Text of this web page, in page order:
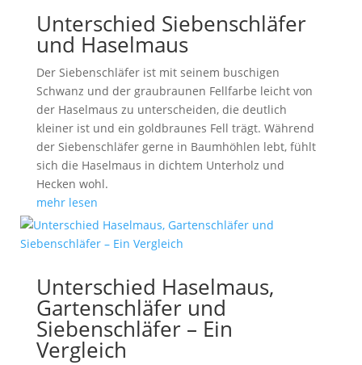
Unterschied Siebenschläfer
und Haselmaus
Der Siebenschläfer ist mit seinem buschigen
Schwanz und der graubraunen Fellfarbe leicht von
der Haselmaus zu unterscheiden, die deutlich
kleiner ist und ein goldbraunes Fell trägt. Während
der Siebenschläfer gerne in Baumhöhlen lebt, fühlt
sich die Haselmaus in dichtem Unterholz und
Hecken wohl.
mehr lesen
Unterschied Haselmaus,
Gartenschläfer und
Siebenschläfer – Ein
Vergleich